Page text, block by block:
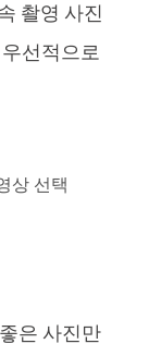
촬영 사진
선적으로
상 선택
은 사진만